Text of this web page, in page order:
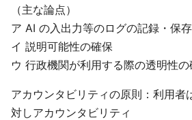
（主な論点）
ア AI の入出力等のログの記録・保存
イ 説明可能性の確保
ウ 行政機関が利用する際の透明性の
アカウンタビリティの原則：利用者
対しアカウンタビリティ